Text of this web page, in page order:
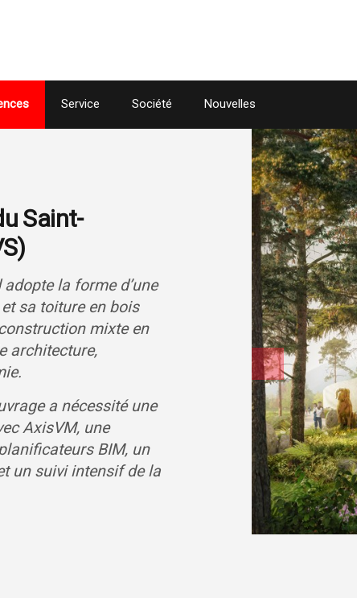
Service Société Nouvelles
Saint-
la forme d’une
sa toiture en bois
mixte en
architecture,
a nécessité une
AxisVM, une
BIM, un
un suivi intensif de la